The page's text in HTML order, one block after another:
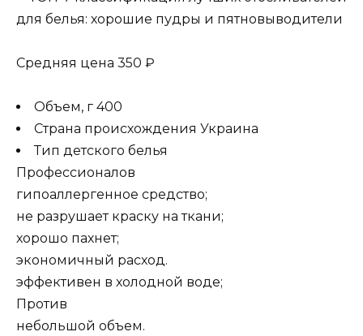
Средняя цена 350 ₽
Объем, г 400
Страна происхождения Украина
Тип детского белья
Профессионалов
гипоаллергенное средство;
не разрушает краску на ткани;
хорошо пахнет;
экономичный расход.
эффективен в холодной воде;
Против
небольшой объем.